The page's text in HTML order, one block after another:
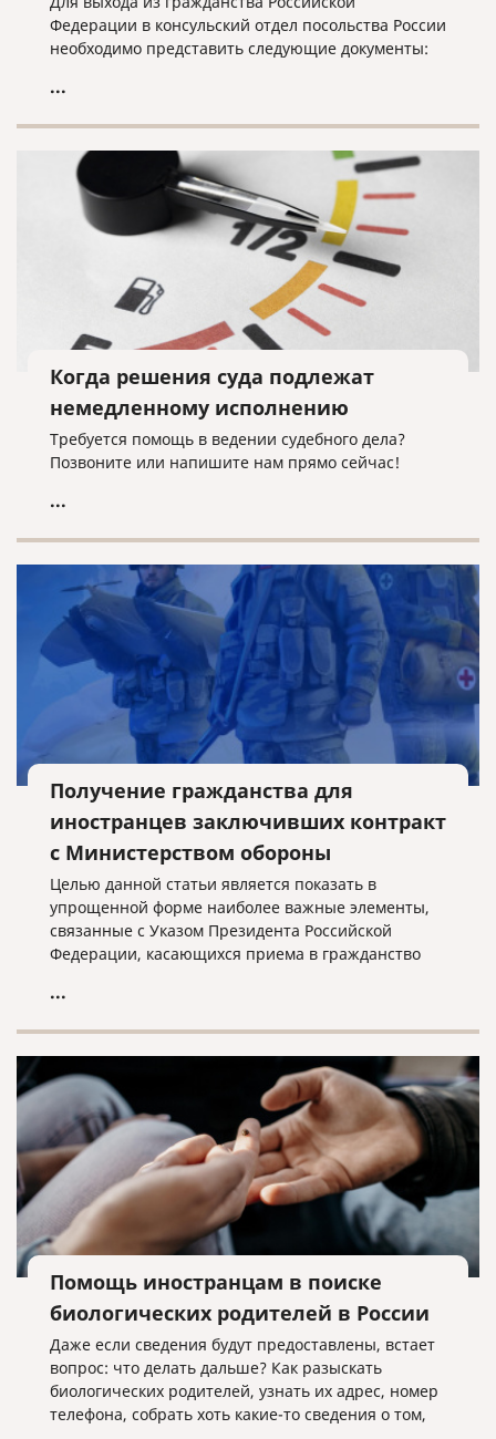
Федерации в консульский отдел посольства России
необходимо представить следующие документы:
...
Когда решения суда подлежат
немедленному исполнению
Требуется помощь в ведении судебного дела?
Позвоните или напишите нам прямо сейчас!
...
Получение гражданства для
иностранцев заключивших контракт
с Министерством обороны
Целью данной статьи является показать в
упрощенной форме наиболее важные элементы,
связанные с Указом Президента Российской
Федерации, касающихся приема в гражданство
заключивших контракт на военную службу в
формирования, а также их семьи.
...
Помощь иностранцам в поиске
биологических родителей в России
Даже если сведения будут предоставлены, встает
вопрос: что делать дальше? Как разыскать
биологических родителей, узнать их адрес, номер
телефона, собрать хоть какие-то сведения о том,